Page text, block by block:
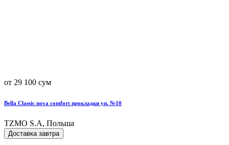
от 29 100 сум
Bella Classic nova comfort прокладки уп. №10
TZMO S.A, Польша
Доставка завтра